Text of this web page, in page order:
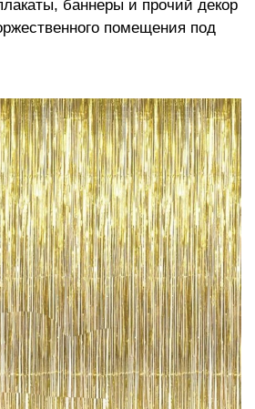
баннеры и прочий декор
помещения под